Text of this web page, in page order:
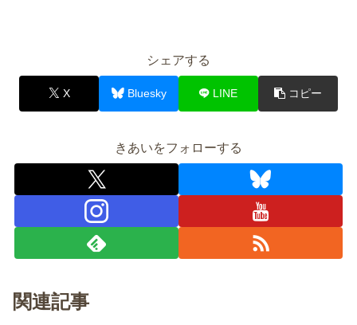
シェアする
X Bluesky LINE コピー
きあいをフォローする
関連記事